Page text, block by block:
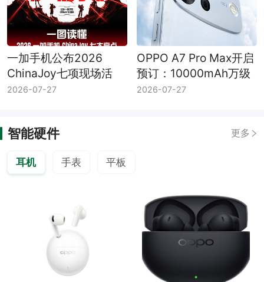
一加手机公布2026
ChinaJoy七项现场活
动：PEL快闪赛、互动
2026-07-27
OPPO A7 Pro Max开启
预订：10000mAh万级
大电池，0.01元预订送
2026-07-27
智能硬件 更多
耳机 手表 平板